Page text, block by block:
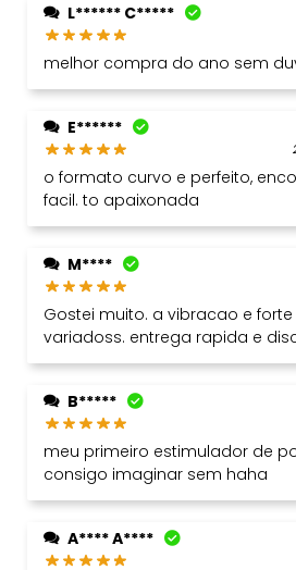
L****** C*****
melhor compra do ano sem
E******
o formato curvo e perfeito,
facil. to apaixonada
M****
Gostei muito. a vibracao e
variadoss. entrega rapida e
B*****
meu primeiro estimulador de
consigo imaginar sem haha
A**** A****